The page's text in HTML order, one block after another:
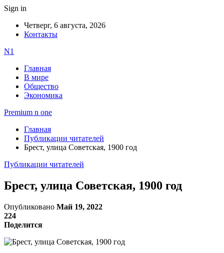
Sign in
Четверг, 6 августа, 2026
Контакты
N1
Главная
В мире
Общество
Экономика
Premium n one
Главная
Публикации читателей
Брест, улица Советская, 1900 год
Публикации читателей
Брест, улица Советская, 1900 год
Опубликовано Май 19, 2022
224
Поделится